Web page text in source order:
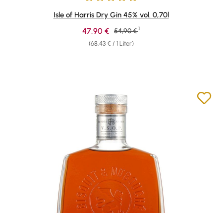
Durchschnittliche Bewertung von 4.92 von 5 Sternen
Isle of Harris Dry Gin 45% vol. 0,70l
(68,43 € / 1 Liter)
Verkaufspreis:
47,90 € Regulärer Preis:
54,90 € 1